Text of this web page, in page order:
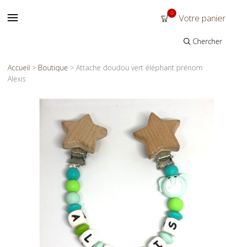
0 Votre panier
Chercher
Accueil > Boutique > Attache doudou vert éléphant prénom
Alexis